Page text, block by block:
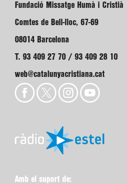
Fundació Missatge Humà i Cristià
Comtes de Bell-lloc, 67-69
08014 Barcelona
T. 93 409 27 70 / 93 409 28 10
web@catalunyacristiana.cat
Amb el suport de: